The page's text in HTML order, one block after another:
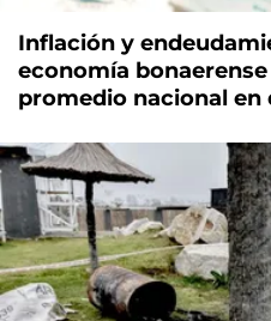
Inflación y
economía
promedio nacional en